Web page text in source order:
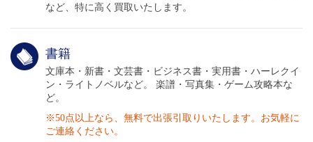
◆ポスター
◆うちわ（公式グッズ）
◆Tシャツ
など、特に高く買取いたします。
書籍
文庫本・新書・文芸書・ビジネス書・実用書・ハーレクイ
ン・ライトノベルなど。 楽譜・写真集・ゲーム攻略本な
ど。
※50点以上なら、無料で出張引取りいたします。お気軽に
ご連絡ください。